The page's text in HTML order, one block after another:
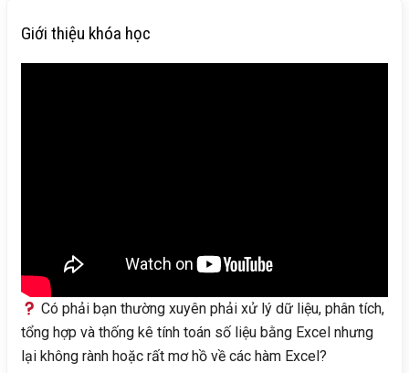
Giới thiệu khóa học
Có phải bạn thường xuyên phải xử lý dữ liệu, phân tích,
tổng hợp và thống kê tính toán số liệu bằng Excel nhưng
lại không rành hoặc rất mơ hồ về các hàm Excel?